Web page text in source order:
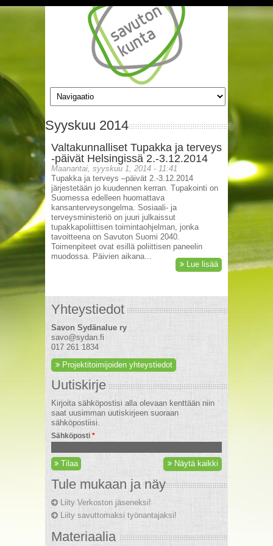
Hyppää pääsisältöön
Syyskuu 2014
Valtakunnalliset Tupakka ja terveys
-päivät Helsingissä 2.-3.12.2014
Maanantai, syyskuu 1, 2014 - 11:41
Tupakka ja terveys –päivät 2.-3.12.2014
järjestetään jo kuudennen kerran. Tupakointi on
Suomessa edelleen huomattava
kansanterveysongelma. Sosiaali- ja
terveysministeriö on juuri julkaissut
tupakkapoliittisen toimintaohjelman, jonka
tavoitteena on Savuton Suomi 2040.
Toimenpiteet ovat esillä poliittisen paneelin
muodossa. Päivien aikana...
Lue lisää
Yhteystiedot
Savon Sydänalue ry
savo@sydan.fi
017 261 1834
Projektitoimijoiden yhteystiedot
Uutiskirje
Kirjoita sähköpostisi alla olevaan kenttään niin
saat uusimman uutiskirjeen suoraan
sähköpostiisi.
Sähköposti *
Tilaa Näytä kaikki
Tule mukaan ja näy
Liity Verkoston jäseneksi!
Liity savuttomaksi työnantajaksi!
Materiaalia